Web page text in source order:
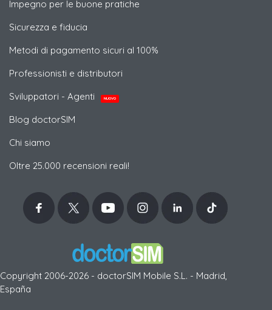
Impegno per le buone pratiche
Sicurezza e fiducia
Metodi di pagamento sicuri al 100%
Professionisti e distributori
Sviluppatori - Agenti
NUOVO
Blog doctorSIM
Chi siamo
Oltre 25.000 recensioni reali!
Copyright 2006-2026 - doctorSIM Mobile S.L. - Madrid,
España